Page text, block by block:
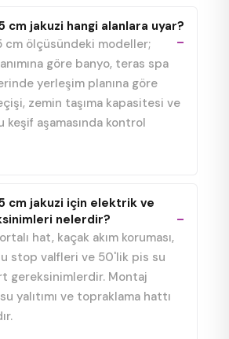
cm jakuzi hangi alanlara uyar?
cm ölçüsündeki modeller;
göre banyo, teras spa
yerleşim planına göre
zemin taşıma kapasitesi ve
keşif aşamasında kontrol
cm jakuzi için elektrik ve
nelerdir?
hat, kaçak akım koruması,
stop valfleri ve 50'lik pis su
gereksinimlerdir. Montaj
yalıtımı ve topraklama hattı